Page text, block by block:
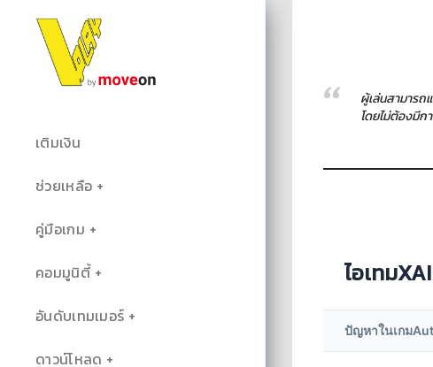
เติมเงิน
ช่วยเหลือ
คู่มือเกม
คอมมูนิตี้
อันดับเทมเมอร์
ดาวน์โหลด
ผู้เล่นสามาร
โดยไม่ต้องมีก
ไอเทม
ปัญหาในเกม